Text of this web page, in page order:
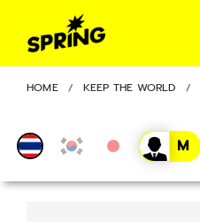
HOME KEEP THE WORLD